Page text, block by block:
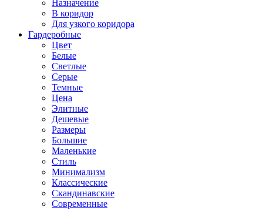
Назначение
В коридор
Для узкого коридора
Гардеробные
Цвет
Белые
Светлые
Серые
Темные
Цена
Элитные
Дешевые
Размеры
Большие
Маленькие
Стиль
Минимализм
Классические
Скандинавские
Современные